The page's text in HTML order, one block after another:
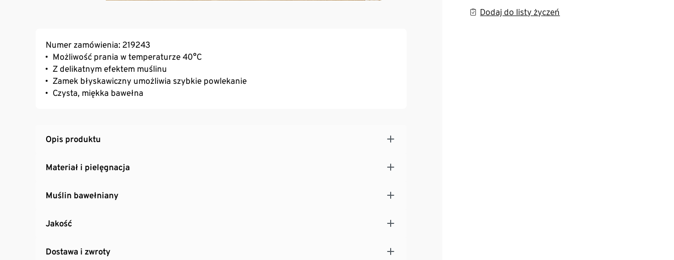
Dodaj do listy życzeń
Numer zamówienia: 219243
Możliwość prania w temperaturze 40°C
Z delikatnym efektem muślinu
Zamek błyskawiczny umożliwia szybkie powlekanie
Czysta, miękka bawełna
Opis produktu
Materiał i pielęgnacja
Muślin bawełniany
Jakość
Dostawa i zwroty